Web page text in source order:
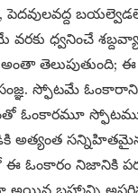
పెదవులవద్ద
ధ్వనించే
అంతా
స్ఫోటమే ఓంకారానికి
ఓంకారమూ స్ఫోటమూ
అత్యంత
ఈ ఓంకారం నిజానికి
బ్రహ్మాన్ని